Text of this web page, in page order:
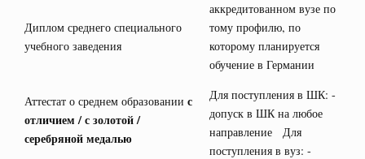
аккредитованном вузе по
тому профилю, по
которому планируется
обучение в Германии
Диплом среднего специального
учебного заведения
Аттестат о среднем образовании с
отличием / с золотой /
серебряной медалью
Для поступления в ШК: -
допуск в ШК на любое
направление Для
поступления в вуз: -